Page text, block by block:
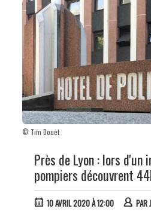
© Tim Douet
Près de Lyon : lors d'un
pompiers découvrent
10 AVRIL 2020 À 12:00 PAR